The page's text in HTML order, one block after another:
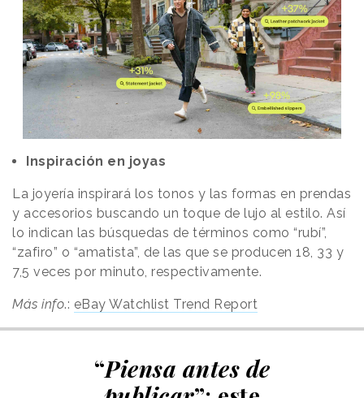
Inspiración en joyas
La joyería inspirará los tonos y las formas en prendas
y accesorios buscando un toque de lujo al estilo. Así
lo indican las búsquedas de términos como “rubí”,
“zafiro” o “amatista”, de las que se producen 18, 33 y
7,5 veces por minuto, respectivamente.
Más info.: eBay Watchlist Trend Report
“Piensa antes de